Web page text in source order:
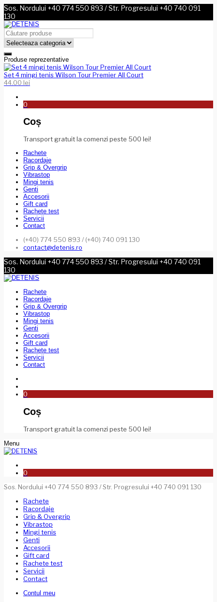
Sos. Nordului +40 774 550 893 / Str. Progresului +40 740 091
130
Produse reprezentative
Set 4 mingi tenis Wilson Tour Premier All Court
44.00 lei
0
Coș
Transport gratuit la comenzi peste 500 lei!
Rachete
Racordaje
Grip & Overgrip
Vibrastop
Mingi tenis
Genti
Accesorii
Gift card
Rachete test
Servicii
Contact
(+40) 774 550 893 / (+40) 740 091 130
contact@detenis.ro
Sos. Nordului +40 774 550 893 / Str. Progresului +40 740 091
130
Rachete
Racordaje
Grip & Overgrip
Vibrastop
Mingi tenis
Genti
Accesorii
Gift card
Rachete test
Servicii
Contact
0
Coș
Transport gratuit la comenzi peste 500 lei!
Menu
0
Sos. Nordului +40 774 550 893 / Str. Progresului +40 740 091 130
Rachete
Racordaje
Grip & Overgrip
Vibrastop
Mingi tenis
Genti
Accesorii
Gift card
Rachete test
Servicii
Contact
Contul meu